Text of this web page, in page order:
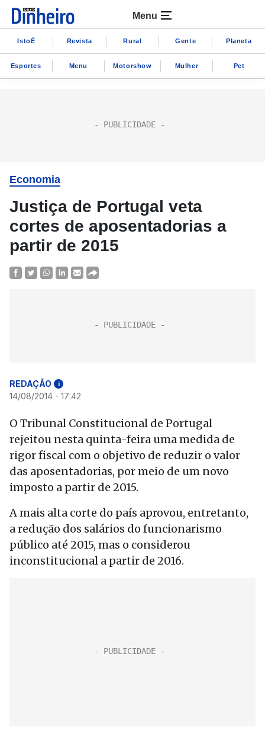
Menu
IstoÉ Revista Rural Gente Planeta
Esportes Menu Motorshow Mulher Pet
Economia
Justiça de Portugal veta
cortes de aposentadorias a
partir de 2015
REDAÇÃO i
14/08/2014 - 17:42
O Tribunal Constitucional de Portugal
rejeitou nesta quinta-feira uma medida de
rigor fiscal com o objetivo de reduzir o valor
das aposentadorias, por meio de um novo
imposto a partir de 2015.
A mais alta corte do país aprovou, entretanto,
a redução dos salários do funcionarismo
público até 2015, mas o considerou
inconstitucional a partir de 2016.